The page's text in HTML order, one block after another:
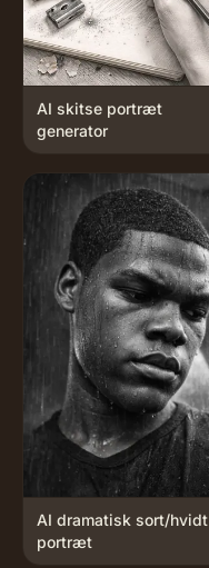
AI skitse portræt
generator
AI dramatisk sort/hvidt
portræt